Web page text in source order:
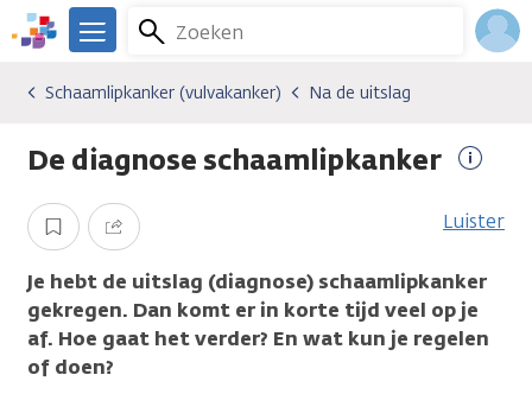
Overslaan
en
gaan
We
er
je.
Zoeken
Menu
Kankersoorten
Schaamlipkanker (vulvakanker)
Na de uitslag
Schaamlipkanker (vulvakanker) Na de uitslag
De diagnose schaamlipkanker
Opslaan Delen Luister
Je hebt de uitslag (diagnose) schaamlipkanker
gekregen. Dan komt er in korte tijd veel op je
af. Hoe gaat het verder? En wat kun je regelen
of doen?